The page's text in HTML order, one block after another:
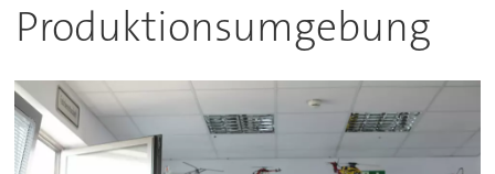
Produktionsumgebung